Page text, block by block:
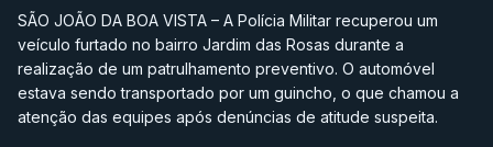
SÃO JOÃO DA BOA VISTA – A Polícia Militar recuperou um
veículo furtado no bairro Jardim das Rosas durante a
realização de um patrulhamento preventivo. O automóvel
estava sendo transportado por um guincho, o que chamou a
atenção das equipes após denúncias de atitude suspeita.